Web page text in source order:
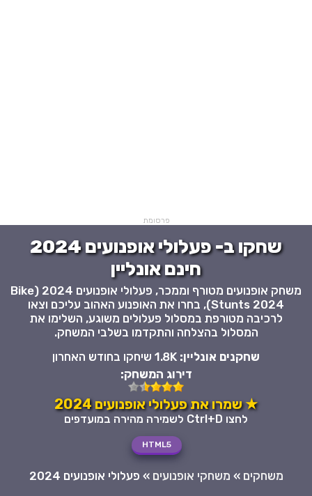
פרסומת
שחקו ב- פעלולי אופנועים 2024
חינם אונליין
משחק אופנועים מטורף וממכר, פעלולי אופנועים 2024 (Bike
Stunts 2024), בחרו את האופנוע האהוב עליכם וצאו
לרכיבה מטורפת במסלול פעלולים משוגע, השלימו את
המסלול בהצלחה והתקדמו בשלבי המשחק.
שחקנים אונליין: 1.8K שיחקו בחודש האחרון
דירוג המשחק:
★ שמרו את פעלולי אופנועים 2024
לחצו Ctrl+D לשמירה מהירה במועדפים
HTML5
משחקים » משחקי אופנועים » פעלולי אופנועים 2024